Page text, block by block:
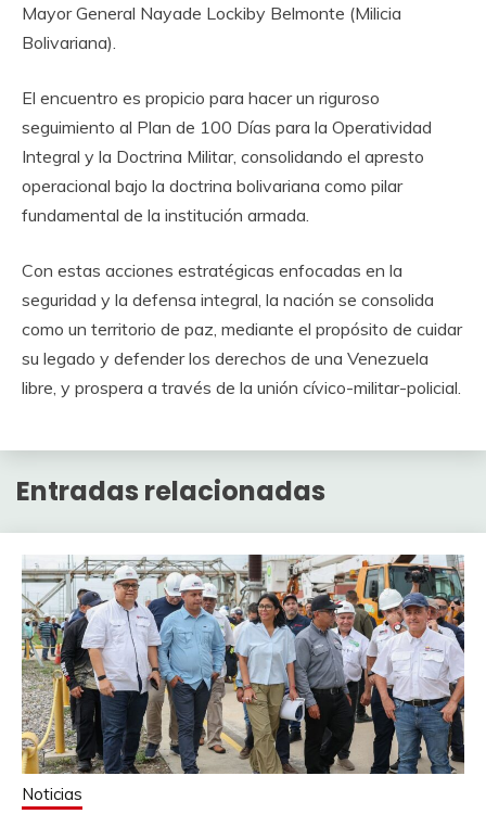
Mayor General Nayade Lockiby Belmonte (Milicia
Bolivariana).
El encuentro es propicio para hacer un riguroso
seguimiento al Plan de 100 Días para la Operatividad
Integral y la Doctrina Militar, consolidando el apresto
operacional bajo la doctrina bolivariana como pilar
fundamental de la institución armada.
Con estas acciones estratégicas enfocadas en la
seguridad y la defensa integral, la nación se consolida
como un territorio de paz, mediante el propósito de cuidar
su legado y defender los derechos de una Venezuela
libre, y prospera a través de la unión cívico-militar-policial.
Entradas relacionadas
Noticias